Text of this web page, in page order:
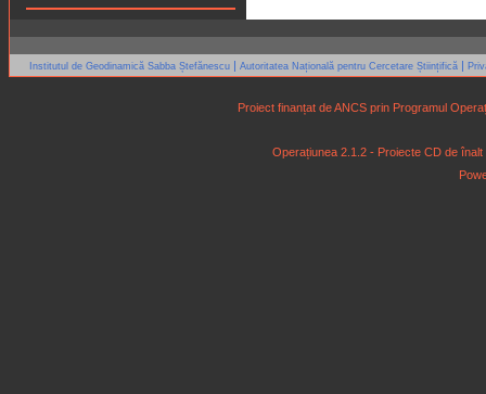
Institutul de Geodinamică Sabba Ștefănescu | Autoritatea Națională pentru Cercetare Științifică |
Proiect finanțat de ANCS prin Programul
Operațiunea 2.1.2 - Proiecte CD de